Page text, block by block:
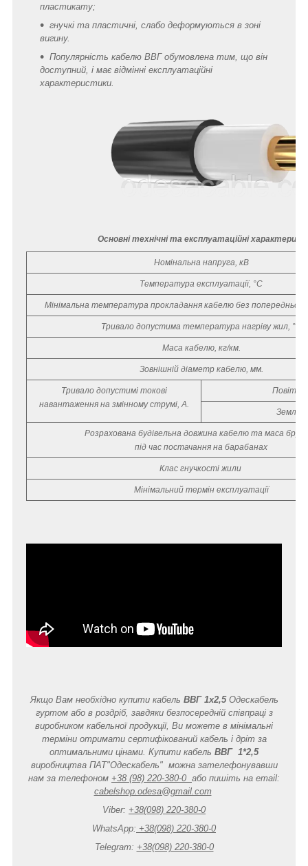
пластикату;
гнучкі та пластичні, слабо деформуються в зоні
вигину.
Популярність кабелю ВВГ обумовлена тим, що він
доступний, і має відмінні експлуатаційні
характеристики.
Основні технічні та експлуатаційні
Номінальна напруга, кВ
Температура експлуатації, °С
Мінімальна температура прокладання кабелю без попереднього
Тривало допустима температура нагріву жил, °С
Маса кабелю, кг/км.
Зовнішній діаметр кабелю, мм.
Тривало допустимі токові
навантаження на змінному струмі, А.
Повітря
Земля
Розрахована будівельна довжина кабелю та маса
під час постачання на барабанах
Клас гнучкості жили
Мінімальний термін експлуатації
Якщо Вам необхідно купити кабель ВВГ 1x2,5 Одескабель
гуртом або в роздріб, завдяки безпосередній співпраці з
виробником кабельної продукції, Ви можете в мінімальні
терміни отримати сертифікований кабель і дріт за
оптимальними цінами. Купити кабель ВВГ 1*2,5
виробництва ПАТ"Одескабель" можна зателефонувавши
нам за телефоном +38 (98) 220-380-0 або пишіть на email:
cabelshop.odesa@gmail.com
Viber: +38(098) 220-380-0
WhatsApp: +38(098) 220-380-0
Telegram: +38(098) 220-380-0